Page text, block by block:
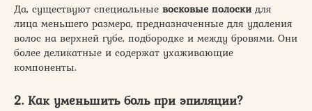
Да, существуют специальные восковые полоскидля
лица меньшего размера, предназначенные для удаления
волос на верхней губе, подбородке и между бровями. Они
более деликатные и содержат ухаживающие
компоненты.
2. Как уменьшить боль при эпиляции?